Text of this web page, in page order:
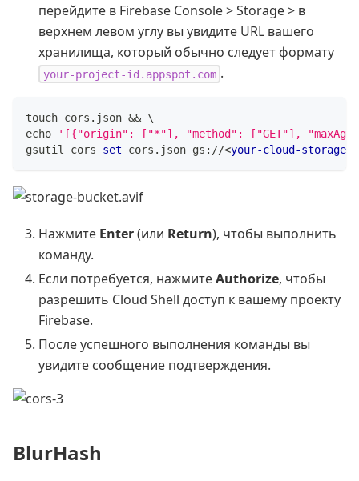
перейдите в Firebase Console > Storage > в
верхнем левом углу вы увидите URL вашего
хранилища, который обычно следует формату
your-project-id.appspot.com .
touch cors . json && \
echo
'[{"origin": ["*"], "method": ["GET"],
gsutil cors set cors . json gs : //<your-cloud-storage-
Нажмите Enter(или Return), чтобы выполнить
команду.
Если потребуется, нажмитеAuthorize, чтобы
разрешить Cloud Shell доступ к вашему проекту
Firebase.
После успешного выполнения команды вы
увидите сообщение подтверждения.
BlurHash